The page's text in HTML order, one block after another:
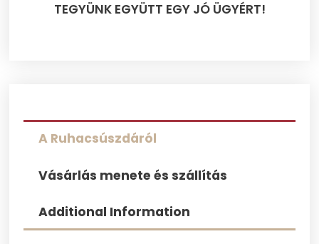
TEGYÜNK EGYÜTT EGY JÓ ÜGYÉRT!​
A Ruhacsúszdáról
Vásárlás menete és szállítás
Additional Information